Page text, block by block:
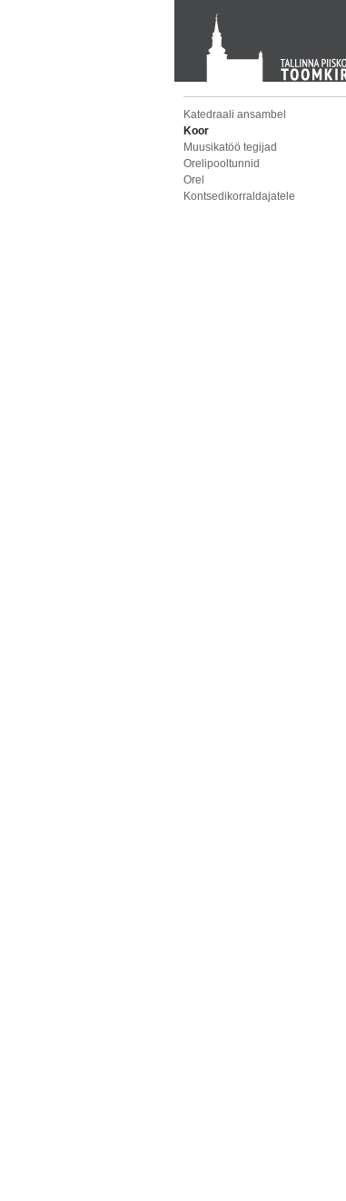
KONTAKT
Toom-Kooli 6, 10130 TALLINN
tallinna.toom@eelk.ee
Katedraali ansambel
Koor
Muusikatöö tegijad
Orelipooltunnid
Orel
Kontsedikorraldajatele